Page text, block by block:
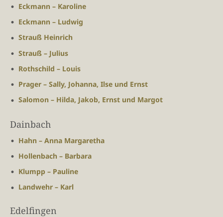
Eckmann – Karoline
Eckmann – Ludwig
Strauß Heinrich
Strauß – Julius
Rothschild – Louis
Prager – Sally, Johanna, Ilse und Ernst
Salomon – Hilda, Jakob, Ernst und Margot
Dainbach
Hahn – Anna Margaretha
Hollenbach – Barbara
Klumpp – Pauline
Landwehr – Karl
Edelfingen